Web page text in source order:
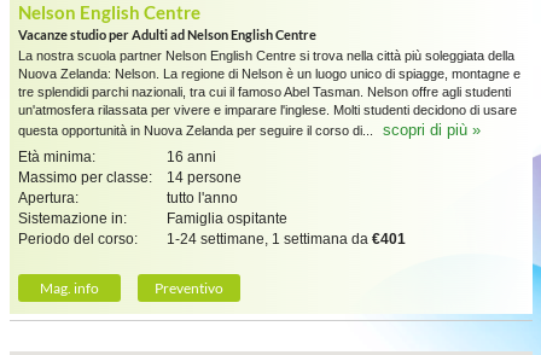
Nelson English Centre
Vacanze studio per Adulti ad Nelson English Centre
La nostra scuola partner Nelson English Centre si trova nella città più soleggiata della
Nuova Zelanda: Nelson. La regione di Nelson è un luogo unico di spiagge, montagne e
tre splendidi parchi nazionali, tra cui il famoso Abel Tasman. Nelson offre agli studenti
un'atmosfera rilassata per vivere e imparare l'inglese. Molti studenti decidono di usare
questa opportunità in Nuova Zelanda per seguire il corso di...
scopri di più »
Età minima:
16 anni
Massimo per classe:
14 persone
Apertura:
tutto l'anno
Sistemazione in:
Famiglia ospitante
Periodo del corso:
1-24 settimane, 1 settimana da €401
Mag. info Preventivo